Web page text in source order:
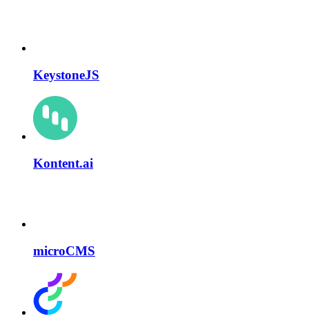
KeystoneJS
Kontent.ai
microCMS